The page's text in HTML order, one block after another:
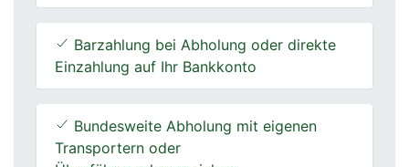
Barzahlung bei Abholung oder direkte
Einzahlung auf Ihr Bankkonto
Bundesweite Abholung mit eigenen
Transportern oder